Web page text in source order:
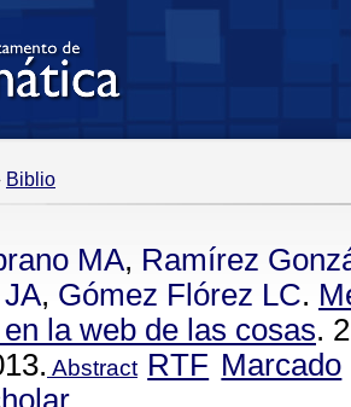
Biblio
MA, Ramírez
, Gómez Flórez LC.
la web de las cosas.
Abstract RTF Marcado